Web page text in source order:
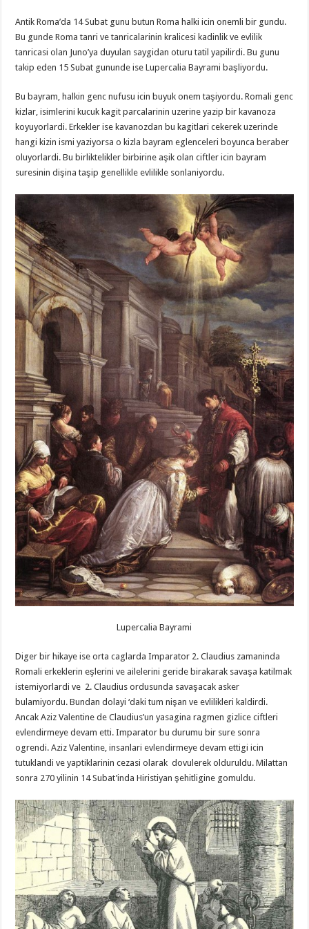
Antik Roma’da 14 Subat gunu butun Roma halki icin onemli bir gundu.
Bu gunde Roma tanri ve tanricalarinin kralicesi kadinlik ve evlilik
tanricasi olan Juno’ya duyulan saygidan oturu tatil yapilirdi. Bu gunu
takip eden 15 Subat gununde ise Lupercalia Bayrami başliyordu.
Bu bayram, halkin genc nufusu icin buyuk onem taşiyordu. Romali genc
kizlar, isimlerini kucuk kagit parcalarinin uzerine yazip bir kavanoza
koyuyorlardi. Erkekler ise kavanozdan bu kagitlari cekerek uzerinde
hangi kizin ismi yaziyorsa o kizla bayram eglenceleri boyunca beraber
oluyorlardi. Bu birliktelikler birbirine aşik olan ciftler icin bayram
suresinin dişina taşip genellikle evlilikle sonlaniyordu.
Lupercalia Bayrami
Diger bir hikaye ise orta caglarda Imparator 2. Claudius zamaninda
Romali erkeklerin eşlerini ve ailelerini geride birakarak savaşa katilmak
istemiyorlardi ve 2. Claudius ordusunda savaşacak asker
bulamiyordu. Bundan dolayi ‘daki tum nişan ve evlilikleri kaldirdi.
Ancak Aziz Valentine de Claudius’un yasagina ragmen gizlice ciftleri
evlendirmeye devam etti. Imparator bu durumu bir sure sonra
ogrendi. Aziz Valentine, insanlari evlendirmeye devam ettigi icin
tutuklandi ve yaptiklarinin cezasi olarak dovulerek olduruldu. Milattan
sonra 270 yilinin 14 Subat’inda Hiristiyan şehitligine gomuldu.